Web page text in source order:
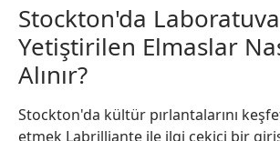
Stockton'da
Yetiştirilen Elmaslar
Alınır?
Stockton'da kültür pırlantalarını
etmek Labrilliante ile ilgi çekici bir